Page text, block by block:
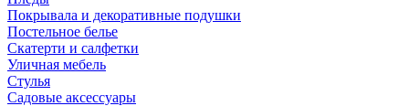
Покрывала и декоративные подушки
Постельное белье
Скатерти и салфетки
Уличная мебель
Стулья
Садовые аксессуары